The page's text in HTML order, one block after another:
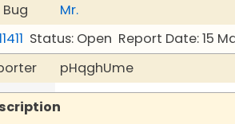
Bug
Mr.
Status: Open Report Date: 15
pHqghUme